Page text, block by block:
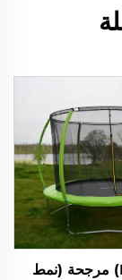
(HC-LT) مرجحة (نمط